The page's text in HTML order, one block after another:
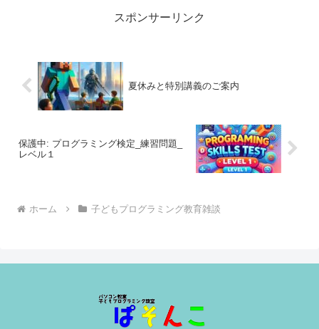
スポンサーリンク
夏休みと特別講義のご案内
保護中: プログラミング検定_練習問題_
レベル１
ホーム 子どもプログラミング教育雑談